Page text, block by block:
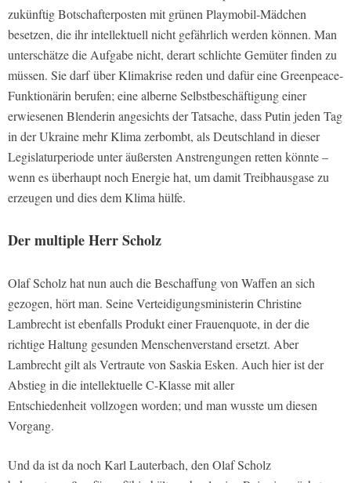
zukünftig Botschafterposten mit grünen Playmobil-Mädchen
besetzen, die ihr intellektuell nicht gefährlich werden können. Man
unterschätze die Aufgabe nicht, derart schlichte Gemüter finden zu
müssen. Sie darf über Klimakrise reden und dafür eine Greenpeace-
Funktionärin berufen; eine alberne Selbstbeschäftigung einer
erwiesenen Blenderin angesichts der Tatsache, dass Putin jeden Tag
in der Ukraine mehr Klima zerbombt, als Deutschland in dieser
Legislaturperiode unter äußersten Anstrengungen retten könnte –
wenn es überhaupt noch Energie hat, um damit Treibhausgase zu
erzeugen und dies dem Klima hülfe.
Der multiple Herr Scholz
Olaf Scholz hat nun auch die Beschaffung von Waffen an sich
gezogen, hört man. Seine Verteidigungsministerin Christine
Lambrecht ist ebenfalls Produkt einer Frauenquote, in der die
richtige Haltung gesunden Menschenverstand ersetzt. Aber
Lambrecht gilt als Vertraute von Saskia Esken. Auch hier ist der
Abstieg in die intellektuelle C-Klasse mit aller
Entschiedenheit vollzogen worden; und man wusste um diesen
Vorgang.
Und da ist da noch Karl Lauterbach, den Olaf Scholz